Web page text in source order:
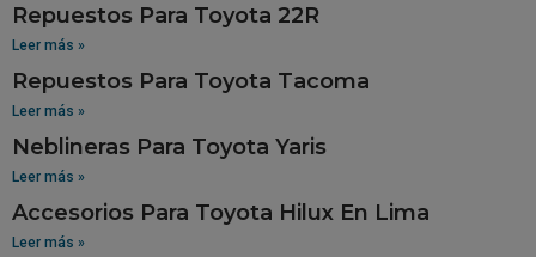
Repuestos Para Toyota 22R
Leer más »
Repuestos Para Toyota Tacoma
Leer más »
Neblineras Para Toyota Yaris
Leer más »
Accesorios Para Toyota Hilux En Lima
Leer más »